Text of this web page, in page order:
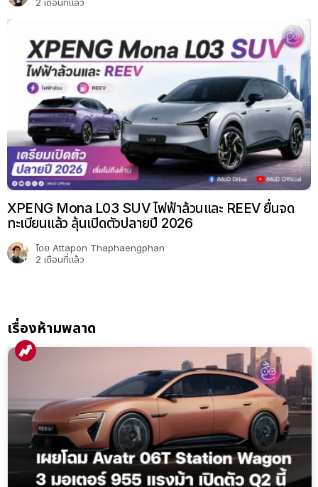
2 เดือนที่แล้ว
XPENG Mona L03 SUV ไฟฟ้าล้วนและ REEV ยื่นจด
ทะเบียนแล้ว ลุ้นเปิดตัวปลายปี 2026
โดย Attapon Thaphaengphan
2 เดือนที่แล้ว
เรื่องห้ามพลาด